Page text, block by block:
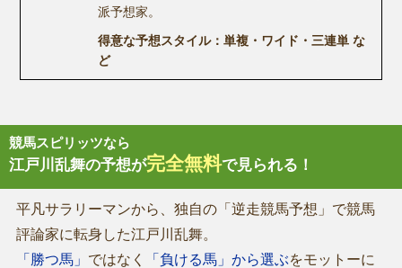
派予想家。
得意な予想スタイル：単複・ワイド・三連単 な
ど
競馬スピリッツなら
江戸川乱舞の予想が完全無料で見られる！
平凡サラリーマンから、独自の「逆走競馬予想」で競馬
評論家に転身した江戸川乱舞。
「勝つ馬」 ではなく 「負ける馬」から選ぶをモットーに